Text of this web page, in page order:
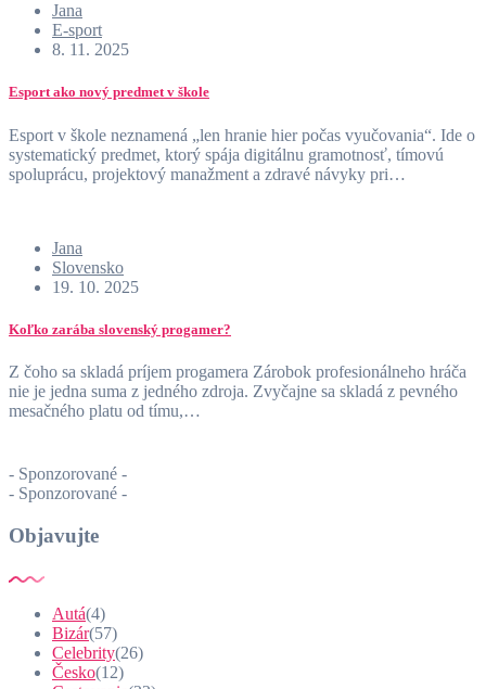
Jana
E-sport
8. 11. 2025
Esport ako nový predmet v škole
Esport v škole neznamená „len hranie hier počas vyučovania“. Ide o
systematický predmet, ktorý spája digitálnu gramotnosť, tímovú
spoluprácu, projektový manažment a zdravé návyky pri…
Jana
Slovensko
19. 10. 2025
Koľko zarába slovenský progamer?
Z čoho sa skladá príjem progamera Zárobok profesionálneho hráča
nie je jedna suma z jedného zdroja. Zvyčajne sa skladá z pevného
mesačného platu od tímu,…
- Sponzorované -
- Sponzorované -
Objavujte
Autá(4)
Bizár(57)
Celebrity(26)
Česko(12)